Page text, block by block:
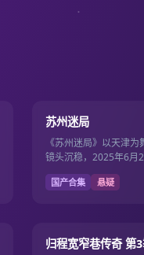
8.1
苏州迷局
《苏州迷局》以天津
镜头沉稳，2025年6月
免费免费畅看22集·单集
国产合集 悬疑
7.2
归程宽窄巷传奇 第